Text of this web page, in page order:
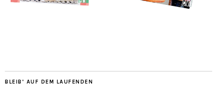
BLEIB' AUF DEM LAUFENDEN